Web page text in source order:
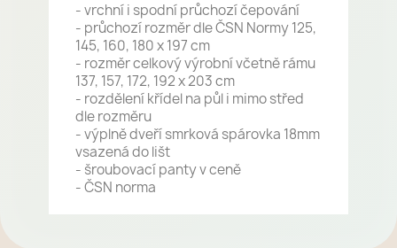
- vrchní i spodní průchozí čepování
- průchozí rozměr dle ČSN Normy 125,
145, 160, 180 x 197 cm
- rozměr celkový výrobní včetně rámu
137, 157, 172, 192 x 203 cm
- rozdělení křídel na půl i mimo střed
dle rozměru
- výplně dveří smrková spárovka 18mm
vsazená do lišt
- šroubovací panty v ceně
- ČSN norma